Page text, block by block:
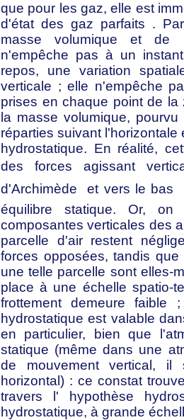
que pour les gaz, elle est
d'état des gaz parfaits .
masse volumique et de
n'empêche pas à un
repos, une variation
verticale ; elle n'empêche
prises en chaque point de
la masse volumique,
réparties suivant
hydrostatique. En réalité,
des forces agissant
d'Archimède  et vers le bas
équilibre statique. Or, on
composantes verticales des
parcelle d'air restent
forces opposées, tandis
une telle parcelle sont elles-
place à une échelle spatio-
frottement demeure
hydrostatique est valable
en particulier, bien que
statique (même dans une
de mouvement vertical, il
horizontal) : ce constat
travers l' hypothèse
hydrostatique, à grande